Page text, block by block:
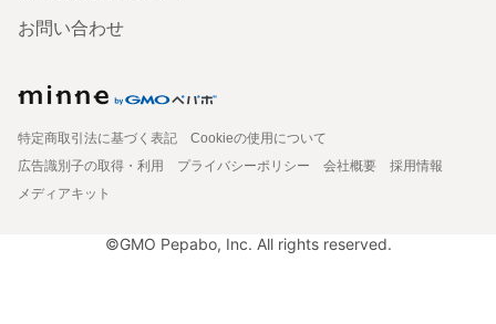
お問い合わせ
特定商取引法に基づく表記
Cookieの使用について
広告識別子の取得・利用
プライバシーポリシー 会社概要
採用情報
メディアキット
©GMO Pepabo, Inc. All rights reserved.